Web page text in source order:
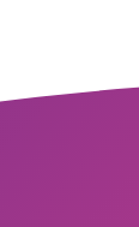
vill göra